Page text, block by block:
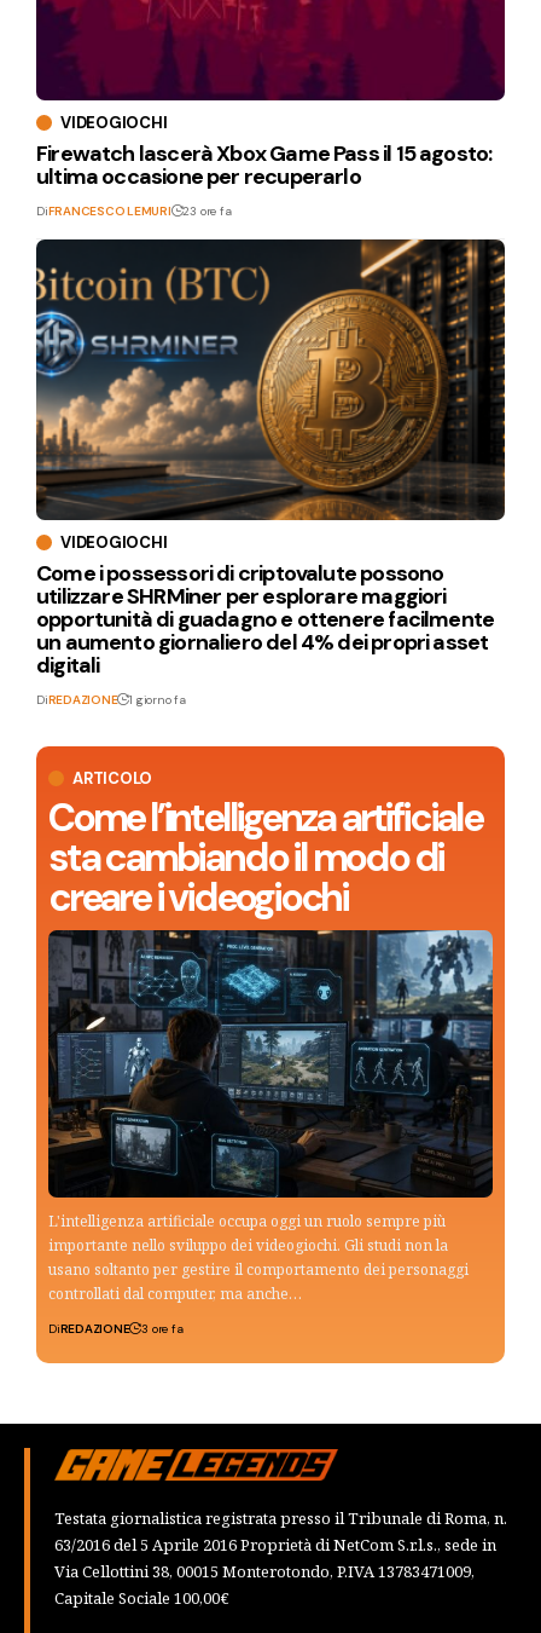
ARTICOLO
Come l’intelligenza artificiale
sta cambiando il modo di
creare i videogiochi
L'intelligenza artificiale occupa oggi un ruolo sempre più
importante nello sviluppo dei videogiochi. Gli studi non la
usano soltanto per gestire il comportamento dei personaggi
controllati dal computer, ma anche…
DiREDAZIONE 3 ore fa
VIDEOGIOCHI
Firewatch lascerà Xbox Game Pass il 15 agosto:
ultima occasione per recuperarlo
DiFRANCESCO LEMURI 23 ore fa
VIDEOGIOCHI
Come i possessori di criptovalute possono
utilizzare SHRMiner per esplorare maggiori
opportunità di guadagno e ottenere facilmente
un aumento giornaliero del 4% dei propri asset
digitali
DiREDAZIONE 1 giorno fa
Testata giornalistica registrata presso il Tribunale di Roma, n.
63/2016 del 5 Aprile 2016 Proprietà di NetCom S.r.l.s., sede in
Via Cellottini 38, 00015 Monterotondo, P.IVA 13783471009,
Capitale Sociale 100,00€